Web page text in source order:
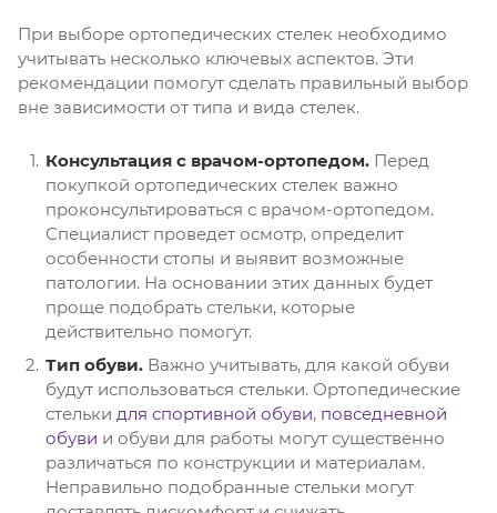
При выборе ортопедических стелек необходимо
учитывать несколько ключевых аспектов. Эти
рекомендации помогут сделать правильный выбор
вне зависимости от типа и вида стелек.
Консультация с врачом-ортопедом. Перед
покупкой ортопедических стелек важно
проконсультироваться с врачом-ортопедом.
Специалист проведет осмотр, определит
особенности стопы и выявит возможные
патологии. На основании этих данных будет
проще подобрать стельки, которые
действительно помогут.
Тип обуви. Важно учитывать, для какой обуви
будут использоваться стельки. Ортопедические
стельки для спортивной обуви, повседневной
обуви и обуви для работы могут существенно
различаться по конструкции и материалам.
Неправильно подобранные стельки могут